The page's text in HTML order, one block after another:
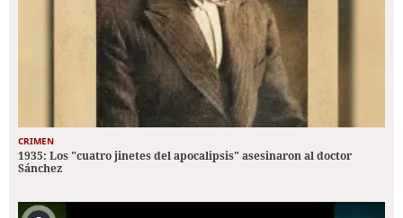
CRIMEN
1935: Los "cuatro jinetes del apocalipsis" asesinaron al doctor
Sánchez